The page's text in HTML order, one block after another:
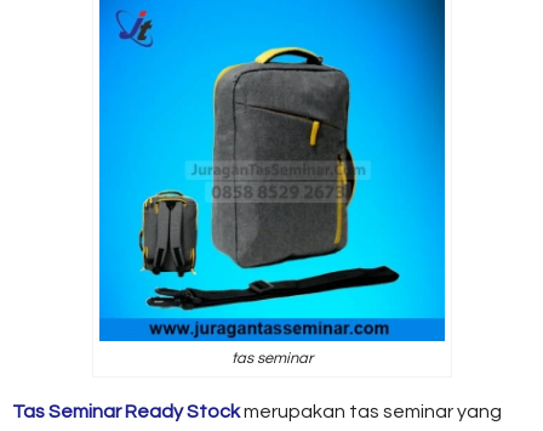
tas seminar
Tas Seminar Ready Stockmerupakan tas seminar yang